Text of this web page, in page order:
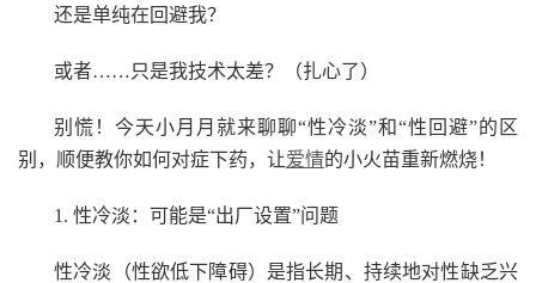
还是单纯在回避我？
或者……只是我技术太差？（扎心了）
别慌！今天小月月就来聊聊“性冷淡”和“性回避”的区
别，顺便教你如何对症下药，让爱情的小火苗重新燃烧！
1. 性冷淡：可能是“出厂设置”问题
性冷淡（性欲低下障碍）是指长期、持续地对性缺乏兴